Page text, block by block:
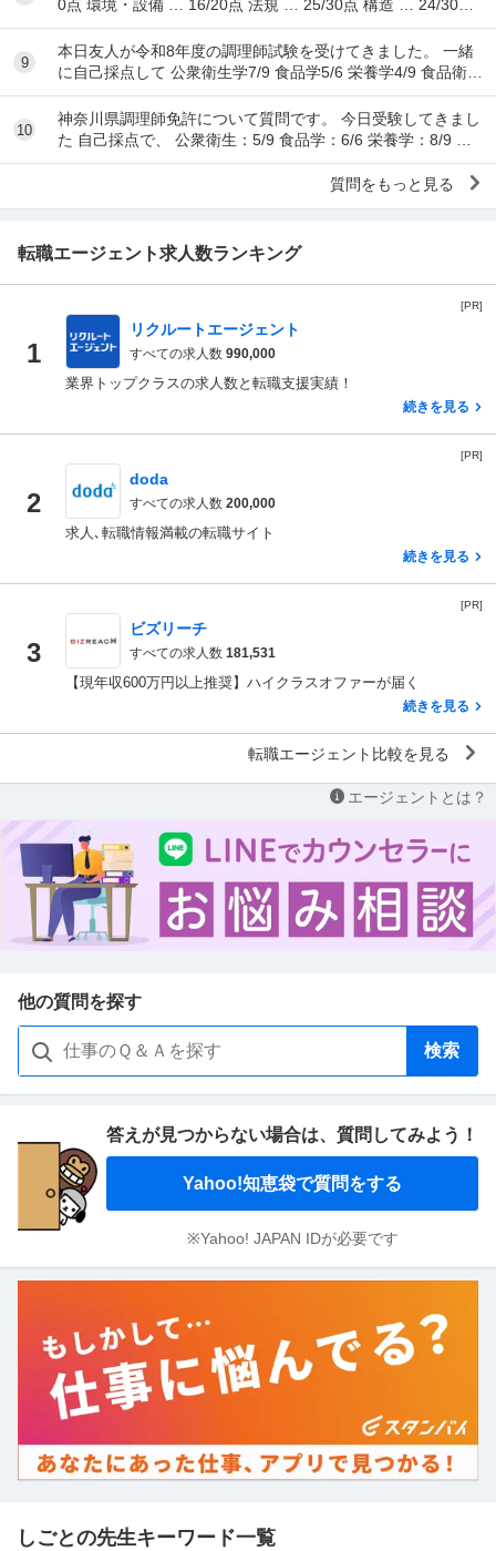
0点 環境・設備 … 16/20点 法規 … 25/30点 構造 … 24/30点
...
9
本日友人が令和8年度の調理師試験を受けてきました。 一緒
に自己採点して 公衆衛生学7/9 食品学5/6 栄養学4/9 食品衛生
学8/15 調理理論9/17 食文
10
神奈川県調理師免許について質問です。 今日受験してきまし
た 自己採点で、 公衆衛生：5/9 食品学：6/6 栄養学：8/9 食
品衛生：10/15 調理理...
質問をもっと見る
転職エージェント求人数ランキング
[PR]
1
リクルートエージェント
すべての求人数 990,000
業界トップクラスの求人数と転職支援実績！
続きを見る
[PR]
2
doda
すべての求人数 200,000
求人､転職情報満載の転職サイト
続きを見る
[PR]
3
ビズリーチ
すべての求人数 181,531
【現年収600万円以上推奨】ハイクラスオファーが届く
続きを見る
転職エージェント比較を見る
エージェントとは？
他の質問を探す
検索
答えが見つからない場合は、 質問してみよう！
Yahoo!知恵袋で質問をする
※Yahoo! JAPAN IDが必要です
しごとの先生キーワード一覧